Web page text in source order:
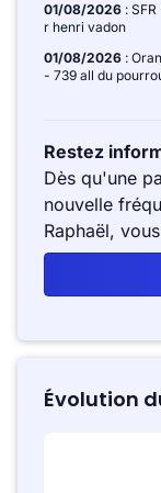
01/08/2026 :
r henri vadon
01/08/2026 :
- 739 all du
Restez
Dès qu'une
nouvelle
Raphaël,
Évolution